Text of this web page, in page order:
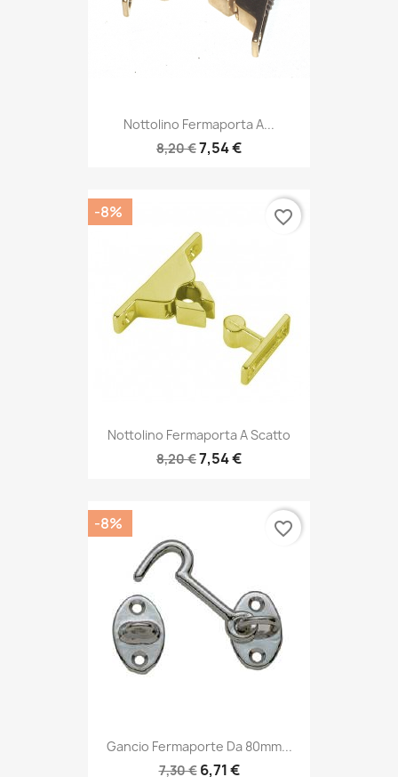
Nottolino Fermaporta A...
8,20 €7,54 €
Nottolino Fermaporta A Scatto
8,20 €7,54 €
-8% favorite_border
Gancio Fermaporte Da 80mm...
7,30 € 6,71 €
-8% favorite_border